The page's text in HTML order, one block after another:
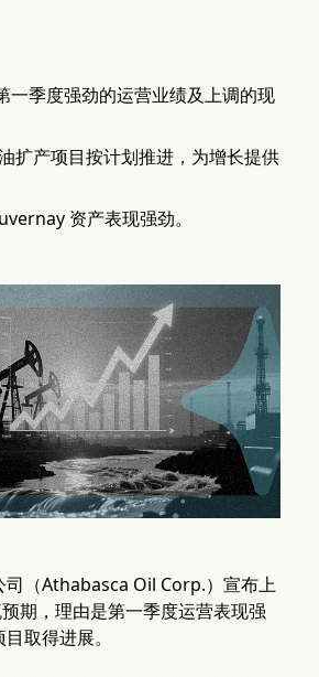
一季度强劲的运营业绩及上调的现
扩产项目按计划推进，为增长提供
资产表现强劲。
司（Athabasca Oil Corp.）宣布上
期，理由是第一季度运营表现强
取得进展。